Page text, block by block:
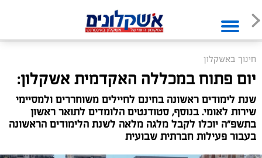
חינוך באשקלון
יום פתוח במכללה האקדמית אשקלון:
שנת לימודים ראשונה בחינם לחיילים משוחררים ולמסיימי
שירות לאומי. בנוסף, סטודנטים הלומדים לתואר ראשון
בתשפ"ה יוכלו לקבל מלגה מלאה לשנת הלימודים הראשונה
בעבור פעילות חברתית שבועית